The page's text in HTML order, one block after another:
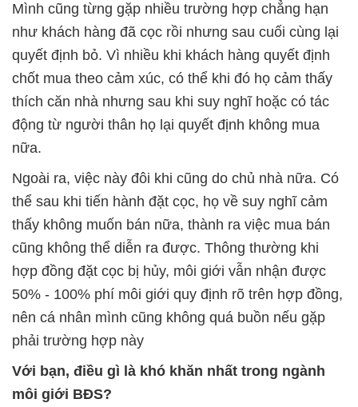
Mình cũng từng gặp nhiều trường hợp chẳng hạn
như khách hàng đã cọc rồi nhưng sau cuối cùng lại
quyết định bỏ. Vì nhiều khi khách hàng quyết định
chốt mua theo cảm xúc, có thể khi đó họ cảm thấy
thích căn nhà nhưng sau khi suy nghĩ hoặc có tác
động từ người thân họ lại quyết định không mua
nữa.
Ngoài ra, việc này đôi khi cũng do chủ nhà nữa. Có
thể sau khi tiến hành đặt cọc, họ về suy nghĩ cảm
thấy không muốn bán nữa, thành ra việc mua bán
cũng không thể diễn ra được. Thông thường khi
hợp đồng đặt cọc bị hủy, môi giới vẫn nhận được
50% - 100% phí môi giới quy định rõ trên hợp đồng,
nên cá nhân mình cũng không quá buồn nếu gặp
phải trường hợp này
Với bạn, điều gì là khó khăn nhất trong ngành
môi giới BĐS?